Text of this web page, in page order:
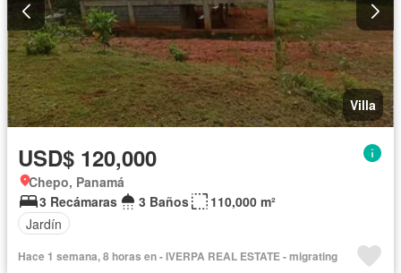
Villa
USD$ 120,000
Chepo, Panamá
3 Recámaras
3 Baños
110,000 m²
Jardín
Hace 1 semana, 8 horas en - IVERPA REAL ESTATE - migrating